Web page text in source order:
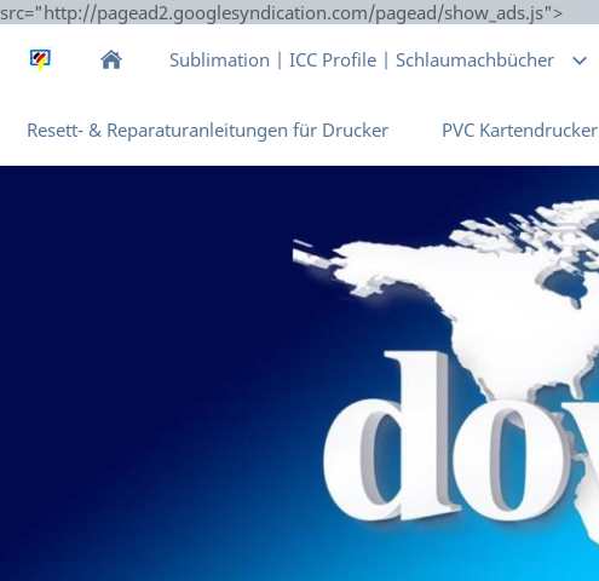
src="http://pagead2.googlesyndication.com/pagead/show_ads.js">
Sublimation | ICC Profile | Schlaumachbücher
Resett- & Reparaturanleitungen für Drucker PVC Kartendrucker